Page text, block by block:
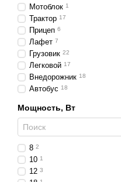
Мотоблок 1
Трактор 17
Прицеп 6
Лафет 7
Грузовик 22
Легковой 17
Внедорожник 18
Автобус 18
Мощность, Вт
8 2
10 1
12 3